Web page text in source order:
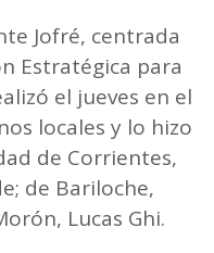
Jofré, centrada
Estratégica para
el jueves en el
locales y lo hizo
de Corrientes,
de Bariloche,
Lucas Ghi.